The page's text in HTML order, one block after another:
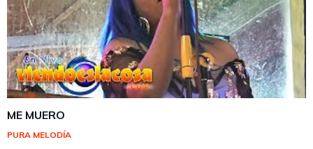
ME MUERO
PURA MELODÍA